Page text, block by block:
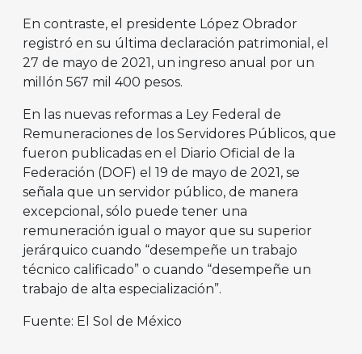
En contraste, el presidente López Obrador
registró en su última declaración patrimonial, el
27 de mayo de 2021, un ingreso anual por un
millón 567 mil 400 pesos.
En las nuevas reformas a Ley Federal de
Remuneraciones de los Servidores Públicos, que
fueron publicadas en el Diario Oficial de la
Federación (DOF) el 19 de mayo de 2021, se
señala que un servidor público, de manera
excepcional, sólo puede tener una
remuneración igual o mayor que su superior
jerárquico cuando “desempeñe un trabajo
técnico calificado” o cuando “desempeñe un
trabajo de alta especialización”.
Fuente: El Sol de México